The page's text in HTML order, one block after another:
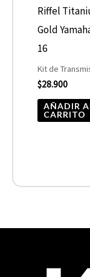
Riffel
Gold
16
Kit de
$28.900
AÑADIR
CARRITO